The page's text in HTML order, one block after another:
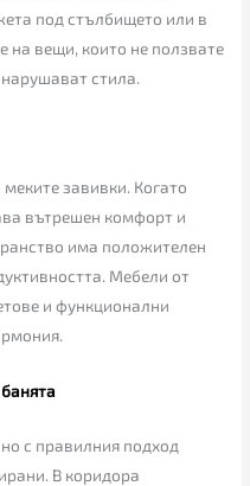
под стълбището или в
на вещи, които не ползвате
стила.
меките завивки. Когато
вътрешен комфорт и
има положителен
Мебели от
и функционални
банята
с правилния подход
В коридора